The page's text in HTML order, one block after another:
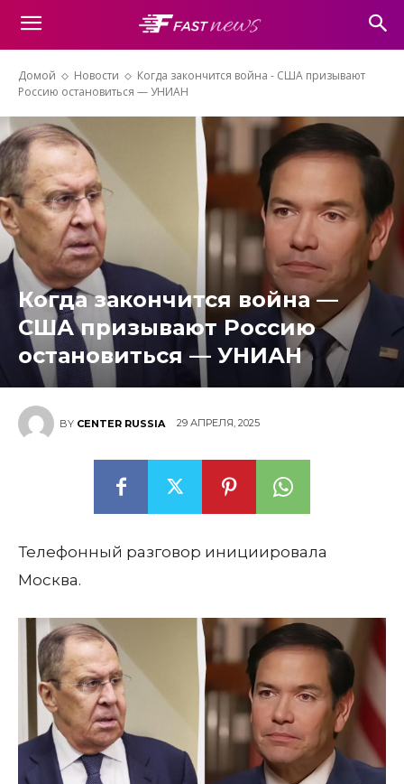
Домой Новости
Когда закончится война - США призывают
Россию остановиться — УНИАН
Когда закончится война —
США призывают Россию
остановиться — УНИАН
BY CENTER RUSSIA 29 АПРЕЛЯ, 2025
Телефонный разговор инициировала
Москва.